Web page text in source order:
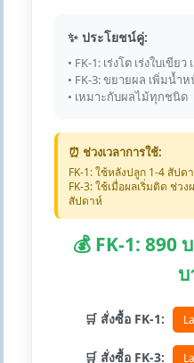
✨ ประโยชน์คู่:
• FK-1: เร่งโต เร่งใบเขียว
• FK-3: ขยายผล เพิ่มน้ำ
• เหมาะกับผลไม้ทุกชนิด
⏰ ช่วงเวลาการใช้:
FK-1: ใช้หลังปลูก 1-4 สัป
FK-3: ใช้เมื่อผลเริ่มติด ช่ว
สัปดาห์
💰 FK-1: 890
บ
🛒 สั่งซื้อ FK-1:
🛒 สั่งซื้อ FK-3: